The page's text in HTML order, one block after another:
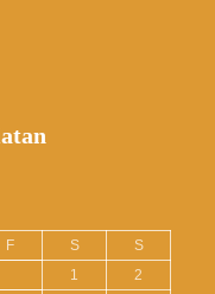
F S
S
1
2